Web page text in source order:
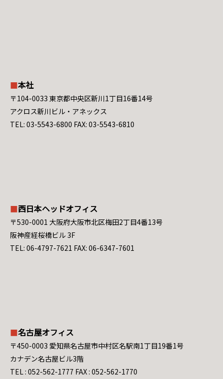
本社
〒104-0033 東京都中央区新川1丁目16番14号
アクロス新川ビル・アネックス
TEL: 03-5543-6800 FAX: 03-5543-6810
西日本ヘッドオフィス
〒530-0001 大阪府大阪市北区梅田2丁目4番13号
阪神産経桜橋ビル 3F
TEL: 06-4797-7621 FAX: 06-6347-7601
名古屋オフィス
〒450-0003 愛知県名古屋市中村区名駅南1丁目19番1号
カナデン名古屋ビル3階
TEL : 052-562-1777 FAX : 052-562-1770